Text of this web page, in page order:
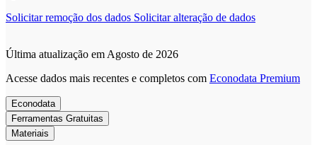
Solicitar remoção dos dados Solicitar alteração de dados
Última atualização em Agosto de 2026
Acesse dados mais recentes e completos com Econodata Premium
Econodata
Ferramentas Gratuitas
Materiais